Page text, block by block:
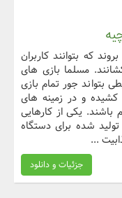
که بتوانند کاربران
مسلما بازی های
بتواند جور تمام بازی
و در زمینه های
یکی از کارهایی
شده برای دستگاه
...
جزئیات و دانلود